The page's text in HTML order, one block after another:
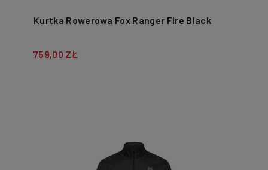
Kurtka Rowerowa Fox Ranger Fire Black
759,00 ZŁ